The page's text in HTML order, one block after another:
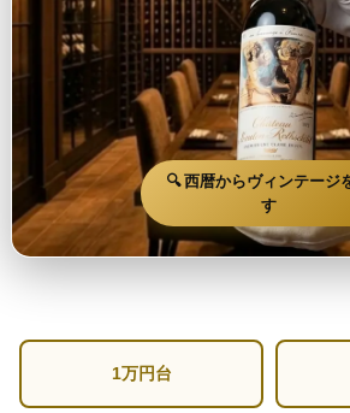
🔍 西暦からヴィンテージ
す
1万円台